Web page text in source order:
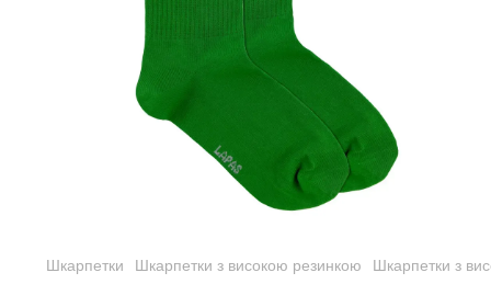
Шкарпетки Шкарпетки з високою резинкою Шкарпетки з